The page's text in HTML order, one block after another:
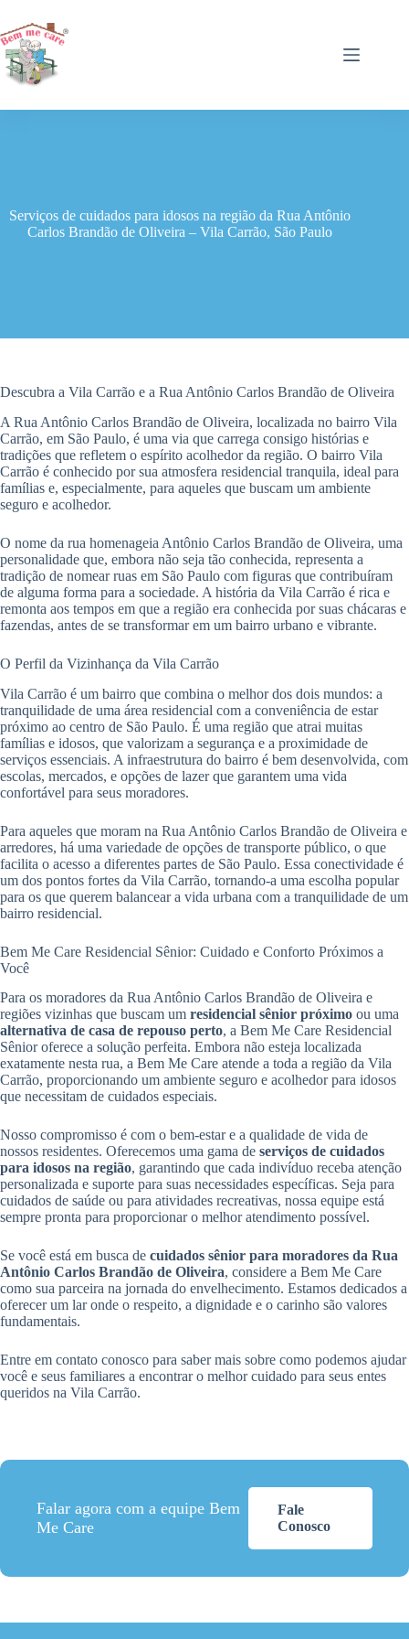
para
o
conteúdo
Serviços de cuidados para idosos na região da Rua Antônio
Carlos Brandão de Oliveira – Vila Carrão, São Paulo
Descubra a Vila Carrão e a Rua Antônio Carlos Brandão de Oliveira
A Rua Antônio Carlos Brandão de Oliveira, localizada no bairro Vila
Carrão, em São Paulo, é uma via que carrega consigo histórias e
tradições que refletem o espírito acolhedor da região. O bairro Vila
Carrão é conhecido por sua atmosfera residencial tranquila, ideal para
famílias e, especialmente, para aqueles que buscam um ambiente
seguro e acolhedor.
O nome da rua homenageia Antônio Carlos Brandão de Oliveira, uma
personalidade que, embora não seja tão conhecida, representa a
tradição de nomear ruas em São Paulo com figuras que contribuíram
de alguma forma para a sociedade. A história da Vila Carrão é rica e
remonta aos tempos em que a região era conhecida por suas chácaras e
fazendas, antes de se transformar em um bairro urbano e vibrante.
O Perfil da Vizinhança da Vila Carrão
Vila Carrão é um bairro que combina o melhor dos dois mundos: a
tranquilidade de uma área residencial com a conveniência de estar
próximo ao centro de São Paulo. É uma região que atrai muitas
famílias e idosos, que valorizam a segurança e a proximidade de
serviços essenciais. A infraestrutura do bairro é bem desenvolvida, com
escolas, mercados, e opções de lazer que garantem uma vida
confortável para seus moradores.
Para aqueles que moram na Rua Antônio Carlos Brandão de Oliveira e
arredores, há uma variedade de opções de transporte público, o que
facilita o acesso a diferentes partes de São Paulo. Essa conectividade é
um dos pontos fortes da Vila Carrão, tornando-a uma escolha popular
para os que querem balancear a vida urbana com a tranquilidade de um
bairro residencial.
Bem Me Care Residencial Sênior: Cuidado e Conforto Próximos a
Você
Para os moradores da Rua Antônio Carlos Brandão de Oliveira e
regiões vizinhas que buscam um residencial sênior próximo ou uma
alternativa de casa de repouso perto, a Bem Me Care Residencial
Sênior oferece a solução perfeita. Embora não esteja localizada
exatamente nesta rua, a Bem Me Care atende a toda a região da Vila
Carrão, proporcionando um ambiente seguro e acolhedor para idosos
que necessitam de cuidados especiais.
Nosso compromisso é com o bem-estar e a qualidade de vida de
nossos residentes. Oferecemos uma gama de serviços de cuidados
para idosos na região, garantindo que cada indivíduo receba atenção
personalizada e suporte para suas necessidades específicas. Seja para
cuidados de saúde ou para atividades recreativas, nossa equipe está
sempre pronta para proporcionar o melhor atendimento possível.
Se você está em busca de cuidados sênior para moradores da Rua
Antônio Carlos Brandão de Oliveira, considere a Bem Me Care
como sua parceira na jornada do envelhecimento. Estamos dedicados a
oferecer um lar onde o respeito, a dignidade e o carinho são valores
fundamentais.
Entre em contato conosco para saber mais sobre como podemos ajudar
você e seus familiares a encontrar o melhor cuidado para seus entes
queridos na Vila Carrão.
Falar agora com a equipe Bem
Me Care
Fale
Conosco